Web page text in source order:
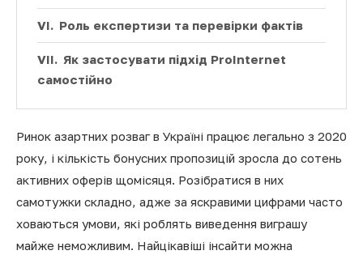
Роль експертизи та перевірки фактів
Як застосувати підхід ProInternet
самостійно
Ринок азартних розваг в Україні працює легально з 2020
року, і кількість бонусних пропозицій зросла до сотень
активних оферів щомісяця. Розібратися в них
самотужки складно, адже за яскравими цифрами часто
ховаються умови, які роблять виведення виграшу
майже неможливим. Найцікавіші інсайти можна